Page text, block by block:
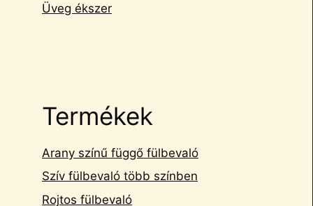
Üveg ékszer
Termékek
Arany színű függő fülbevaló
Szív fülbevaló több színben
Rojtos fülbevaló